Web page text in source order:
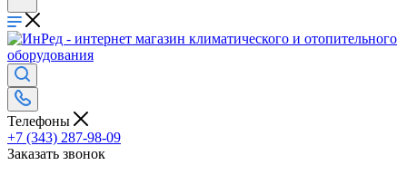
Телефоны
+7 (343) 287-98-09
Заказать звонок